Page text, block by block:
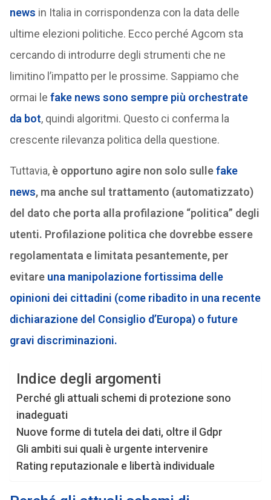
news in Italia in corrispondenza con la data delle
ultime elezioni politiche. Ecco perché Agcom sta
cercando di introdurre degli strumenti che ne
limitino l’impatto per le prossime. Sappiamo che
ormai le fake news sono sempre più orchestrate
da bot, quindi algoritmi. Questo ci conferma la
crescente rilevanza politica della questione.
Tuttavia, è opportuno agire non solo sullefake
news, ma anche sul trattamento (automatizzato)
del dato che porta alla profilazione “politica” degli
utenti. Profilazione politica che dovrebbe essere
regolamentata e limitata pesantemente, per
evitare una manipolazione fortissima delle
opinioni dei cittadini (come ribadito in una recente
dichiarazione del Consiglio d’Europa) o future
gravi discriminazioni.
Indice degli argomenti
Perché gli attuali schemi di protezione sono
inadeguati
Nuove forme di tutela dei dati, oltre il Gdpr
Gli ambiti sui quali è urgente intervenire
Rating reputazionale e libertà individuale